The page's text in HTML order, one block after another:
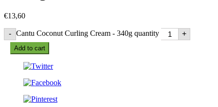
€13,60
- Cantu Coconut Curling Cream - 340g quantity +
Add to cart